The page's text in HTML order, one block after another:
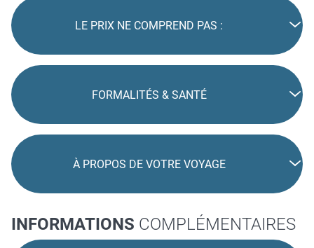
LE PRIX NE COMPREND PAS :
FORMALITÉS & SANTÉ
À PROPOS DE VOTRE VOYAGE
INFORMATIONS COMPLÉMENTAIRES